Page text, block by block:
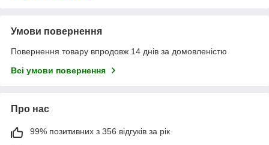
Умови повернення
Повернення товару впродовж 14 днів за домовленістю
Всі умови повернення
Про нас
99% позитивних з 356 відгуків за рік